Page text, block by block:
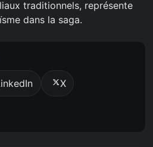
traditionnels, représente
dans la saga.
X